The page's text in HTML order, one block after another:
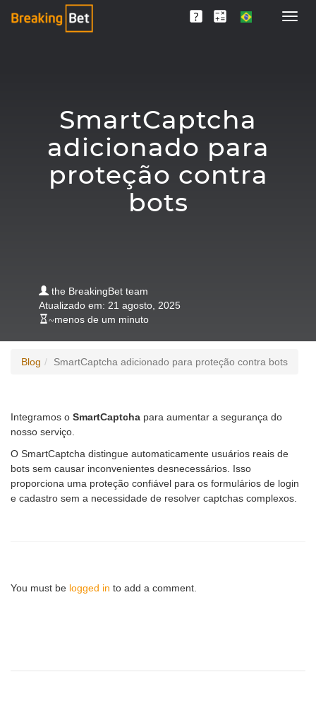
SmartCaptcha
adicionado para
proteção contra
bots
the BreakingBet team
Atualizado em: 21 agosto, 2025
~menos de um minuto
Blog SmartCaptcha adicionado para proteção contra bots
Integramos o SmartCaptcha para aumentar a segurança do
nosso serviço.
O SmartCaptcha distingue automaticamente usuários reais de
bots sem causar inconvenientes desnecessários. Isso
proporciona uma proteção confiável para os formulários de login
e cadastro sem a necessidade de resolver captchas complexos.
You must be logged in to add a comment.